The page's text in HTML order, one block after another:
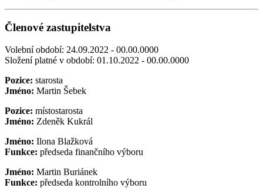
Členové zastupitelstva
Volební období: 24.09.2022 - 00.00.0000
Složení platné v období: 01.10.2022 - 00.00.0000
Pozice: starosta
Jméno: Martin Šebek
Pozice: místostarosta
Jméno: Zdeněk Kukrál
Jméno: Ilona Blažková
Funkce: předseda finančního výboru
Jméno: Martin Buriánek
Funkce: předseda kontrolního výboru